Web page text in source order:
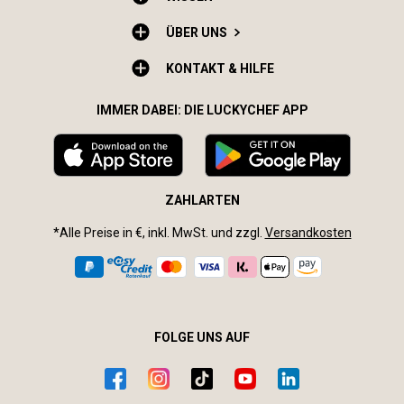
ÜBER UNS
KONTAKT & HILFE
IMMER DABEI: DIE LUCKYCHEF APP
ZAHLARTEN
*Alle Preise in €, inkl. MwSt. und zzgl. Versandkosten
FOLGE UNS AUF